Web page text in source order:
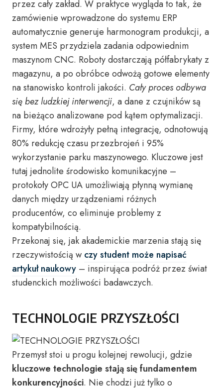
przez cały zakład. W praktyce wygląda to tak, że
zamówienie wprowadzone do systemu ERP
automatycznie generuje harmonogram produkcji, a
system MES przydziela zadania odpowiednim
maszynom CNC. Roboty dostarczają półfabrykaty z
magazynu, a po obróbce odwożą gotowe elementy
na stanowisko kontroli jakości. Cały proces odbywa
się bez ludzkiej interwencji, a dane z czujników są
na bieżąco analizowane pod kątem optymalizacji.
Firmy, które wdrożyły pełną integrację, odnotowują
80% redukcję czasu przezbrojeń i 95%
wykorzystanie parku maszynowego. Kluczowe jest
tutaj jednolite środowisko komunikacyjne –
protokoły OPC UA umożliwiają płynną wymianę
danych między urządzeniami różnych
producentów, co eliminuje problemy z
kompatybilnością.
Przekonaj się, jak akademickie marzenia stają się
rzeczywistością w czy student może napisać
artykuł naukowy – inspirująca podróż przez świat
studenckich możliwości badawczych.
TECHNOLOGIE PRZYSZŁOŚCI
Przemysł stoi u progu kolejnej rewolucji, gdzie
kluczowe technologie stają się fundamentem
konkurencyjności. Nie chodzi już tylko o